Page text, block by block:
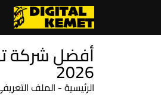
أفضل شركة
2026
الرئيسية-الملف